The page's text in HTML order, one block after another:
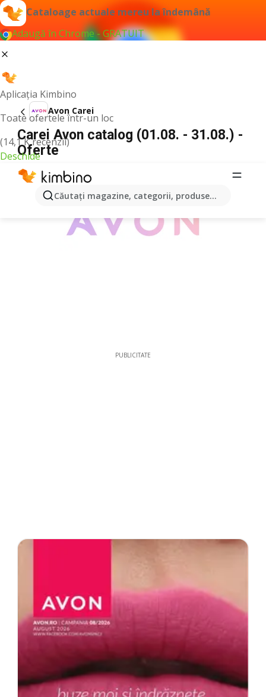
Cataloage actuale mereu la îndemână
Adaugă în Chrome - GRATUIT
Aplicația Kimbino
Toate ofertele într-un loc
(14,1 K recenzii)
Deschide
Căutaţi magazine, categorii, produse...
Avon Carei
Carei Avon catalog (01.08. - 31.08.) -
Oferte
PUBLICITATE